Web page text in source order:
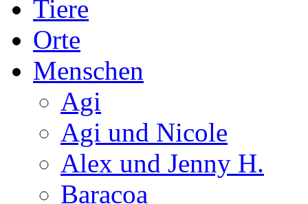
Tiere
Orte
Menschen
Agi
Agi und Nicole
Alex und Jenny H.
Baracoa